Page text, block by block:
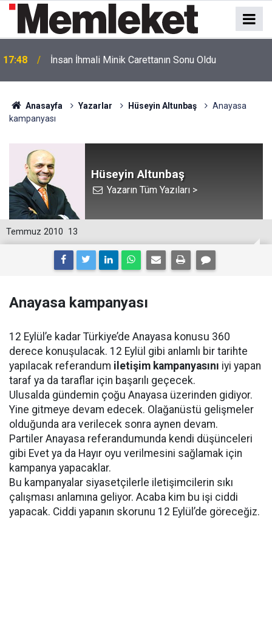
17:48 İnsan İhmali Minik Carettanın Sonu Oldu
Anasayfa Yazarlar Hüseyin Altunbaş
Anayasa
kampanyası
Hüseyin Altunbaş
Yazarın Tüm Yazıları >
13
Temmuz 2010
Anayasa kampanyası
12 Eylül’e kadar Türkiye’de Anayasa konusu 360
derece konuşulacak. 12 Eylül gibi anlamlı bir tarihte
yapılacak referandum iletişim kampanyasını iyi yapan
taraf ya da taraflar için başarılı geçecek.
Ulusalda gündemin çoğu Anayasa üzerinden gidiyor.
Yine gitmeye devam edecek. Olağanüstü gelişmeler
olduğunda ara verilecek sonra aynen devam.
Partiler Anayasa referandumunda kendi düşünceleri
gibi Evet ya da Hayır oyu verilmesini sağlamak için
kampanya yapacaklar.
Bu kampanyalar siyasetçilerle iletişimcilerin sıkı
çalışması anlamına geliyor. Acaba kim bu işi ciddi
yapacak. Ciddi yapanın skorunu 12 Eylül’de göreceğiz.